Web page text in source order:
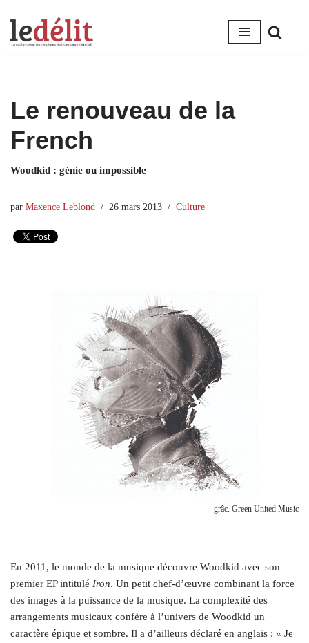
Aller
Le renouveau de la
French
Woodkid : génie ou impossible
par Maxence Leblond 26 mars 2013 Culture
grâc. Green United Music
En 2011, le monde de la musique découvre Woodkid avec son
premier EP intitulé Iron. Un petit chef‑d’œuvre combinant la force
des images à la puissance de la musique. La complexité des
arrangements musicaux confère à l’univers de Woodkid un
caractère épique et sombre. Il a d’ailleurs déclaré en anglais : « Je